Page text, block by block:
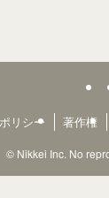
リシー 著作権
©Nikkei Inc. No